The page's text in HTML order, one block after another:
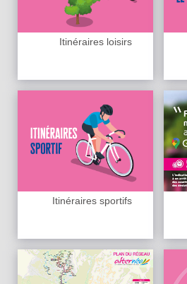
Itinéraires loisirs
Itinéraires sportifs